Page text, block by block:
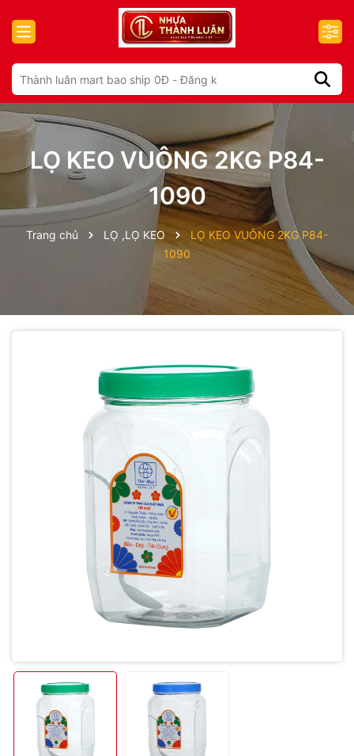
LỌ KEO VUÔNG 2KG P84-
1090
Trang chủ LỌ ,LỌ KEO
LỌ KEO VUÔNG 2KG P84-
1090